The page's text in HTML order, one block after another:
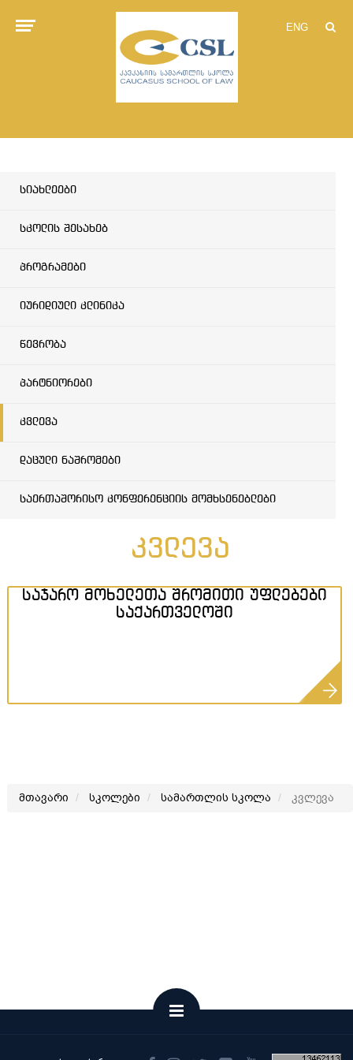
ENG
სიახლეები
სკოლის შესახებ
პროგრამები
იურიდიული კლინიკა
წევრობა
პარტნიორები
კვლევა
დაცული ნაშრომები
საერთაშორისო კონფერენციის მომხსენებლები
კვლევა
საჯარო მოხელეთა შრომითი უფლებები
საქართველოში
მთავარი სკოლები სამართლის სკოლა კვლევა